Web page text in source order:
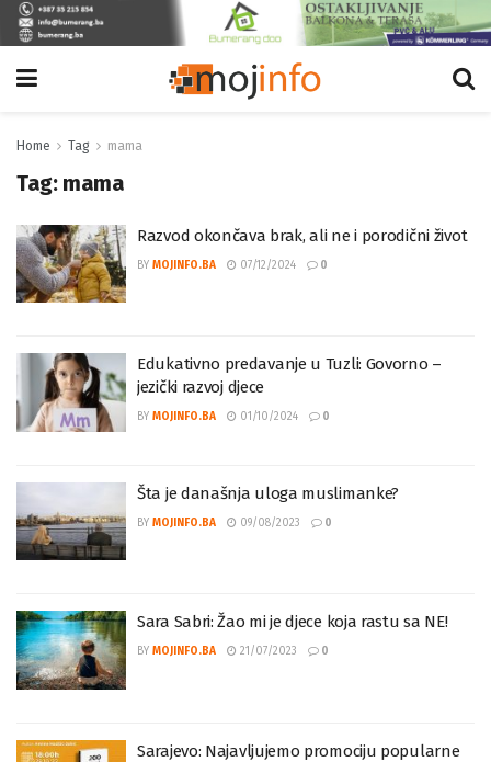
Home Tag mama
Tag: mama
Razvod okončava brak, ali ne i porodični život
BY MOJINFO.BA 07/12/2024 0
Edukativno predavanje u Tuzli: Govorno –
jezički razvoj djece
BY MOJINFO.BA 01/10/2024 0
Šta je današnja uloga muslimanke?
BY MOJINFO.BA 09/08/2023 0
Sara Sabri: Žao mi je djece koja rastu sa NE!
BY MOJINFO.BA 21/07/2023 0
Sarajevo: Najavljujemo promociju popularne